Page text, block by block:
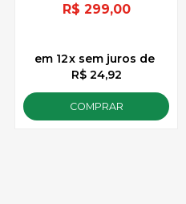
R$ 299,00
12x
de
R$ 24,92
sem juros
COMPRAR